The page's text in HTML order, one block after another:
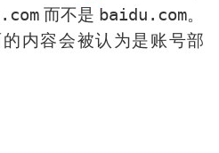
而不是 baidu.com。
内容会被认为是账号部